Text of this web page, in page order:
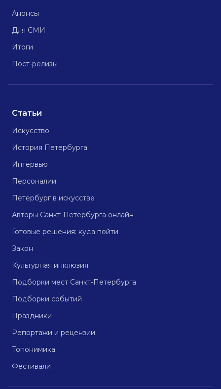
Анонсы
Для СМИ
Итоги
Пост-релизы
Статьи
Искусство
История Петербурга
Интервью
Персоналии
Петербург в искусстве
Авторы Санкт-Петербурга онлайн
Готовые решения: куда пойти
Закон
Культурная инклюзия
Подборки мест Санкт-Петербурга
Подборки событий
Праздники
Репортажи и рецензии
Топонимика
Фестивали